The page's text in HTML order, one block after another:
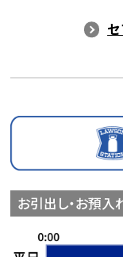
お引出し・お預入